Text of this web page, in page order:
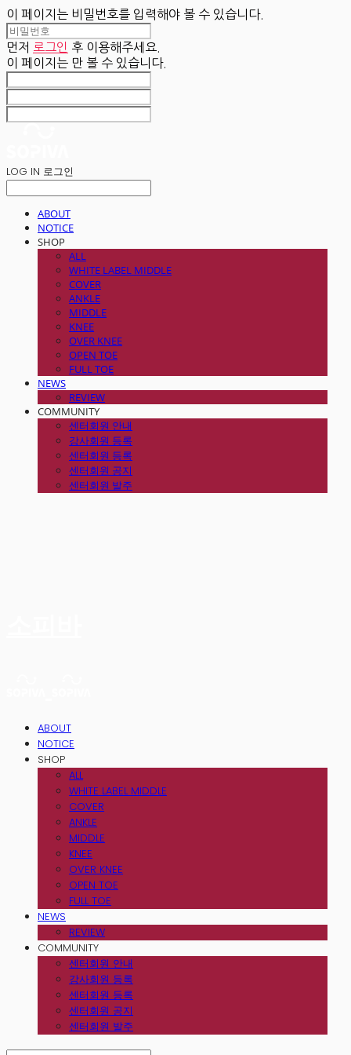
이 페이지는 비밀번호를 입력해야 볼 수 있습니다.
먼저 로그인 후 이용해주세요.
이 페이지는 만 볼 수 있습니다.
LOG IN 로그인
ABOUT
NOTICE
SHOP
ALL
WHITE LABEL MIDDLE
COVER
ANKLE
MIDDLE
KNEE
OVER KNEE
OPEN TOE
FULL TOE
NEWS
REVIEW
COMMUNITY
센터회원 안내
강사회원 등록
센터회원 등록
센터회원 공지
센터회원 발주
ABOUT
NOTICE
SHOP
ALL
WHITE LABEL MIDDLE
COVER
ANKLE
MIDDLE
KNEE
OVER KNEE
OPEN TOE
FULL TOE
NEWS
REVIEW
COMMUNITY
센터회원 안내
강사회원 등록
센터회원 등록
센터회원 공지
센터회원 발주